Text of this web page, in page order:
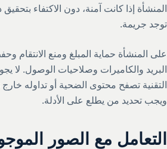
المنشأة إذا كانت آمنة، دون الاكتفاء
توجد جريمة.
على المنشأة حماية المبلغ ومنع الانتقام
البريد والكاميرات وصلاحيات الوصول. لا
التقنية تصفح محتوى الضحية أو تداوله
ويجب تحديد من يطلع على الأدلة.
التعامل مع الصور